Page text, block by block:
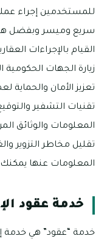
للمستخدمين إجراء
سريع وميسر وبفضل
القيام بالإجراءات
زيارة الجهات
تعزيز الأمان والحماية
تقنيات التشفير
المعلومات والوثائق
تقليل مخاطر التزوير
المعلومات عنها يمكنك
خدمة عقود
خدمة “عقود” هي خدمة